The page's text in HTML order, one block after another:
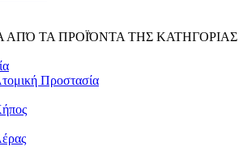
ΑΠΌ ΤΑ ΠΡΟΪΌΝΤΑ ΤΗΣ ΚΑΤΗΓΟΡΙΑΣ
Προστασία